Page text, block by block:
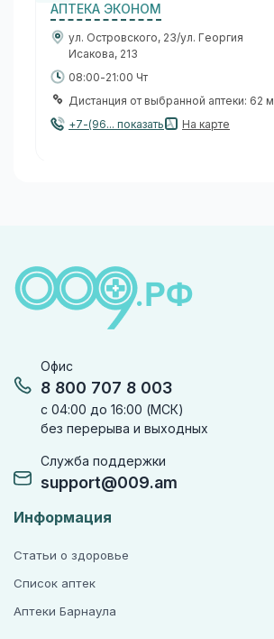
АПТЕКА ЭКОНОМ
ул. Островского, 23/ул. Георгия
Исакова, 213
08:00-21:00 Чт
Дистанция от выбранной аптеки: 62 м
+7-(96... показать
На карте
Офис
8 800 707 8 003
с 04:00 до 16:00 (МСК)
без перерыва и выходных
Служба поддержки
support@009.am
Информация
Статьи о здоровье
Список аптек
Аптеки Барнаула